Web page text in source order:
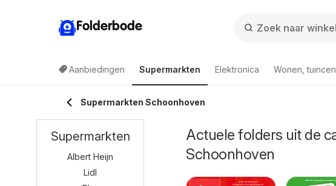
Folderbode
Aanbiedingen Supermarkten Elektronica Wonen,
Supermarkten Schoonhoven
Actuele folders uit de
Schoonhoven
Supermarkten
Albert Heijn
Lidl